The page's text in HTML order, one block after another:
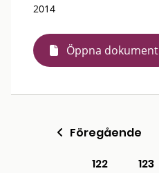
2014
Öppna dokument
Föregående
122
123